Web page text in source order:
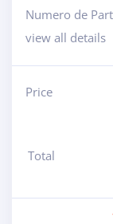
Numero de
view all details
Price
Total